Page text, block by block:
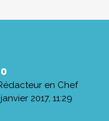
en Chef
2017, 11:29